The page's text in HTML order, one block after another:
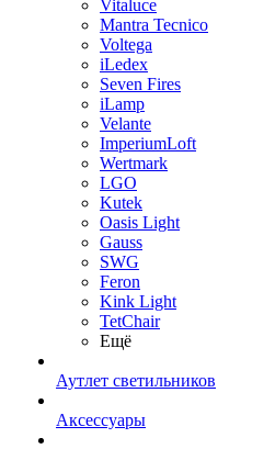
Vitaluce
Mantra Tecnico
Voltega
iLedex
Seven Fires
iLamp
Velante
ImperiumLoft
Wertmark
LGO
Kutek
Oasis Light
Gauss
SWG
Feron
Kink Light
TetСhair
Ещё
Аутлет светильников
Аксессуары